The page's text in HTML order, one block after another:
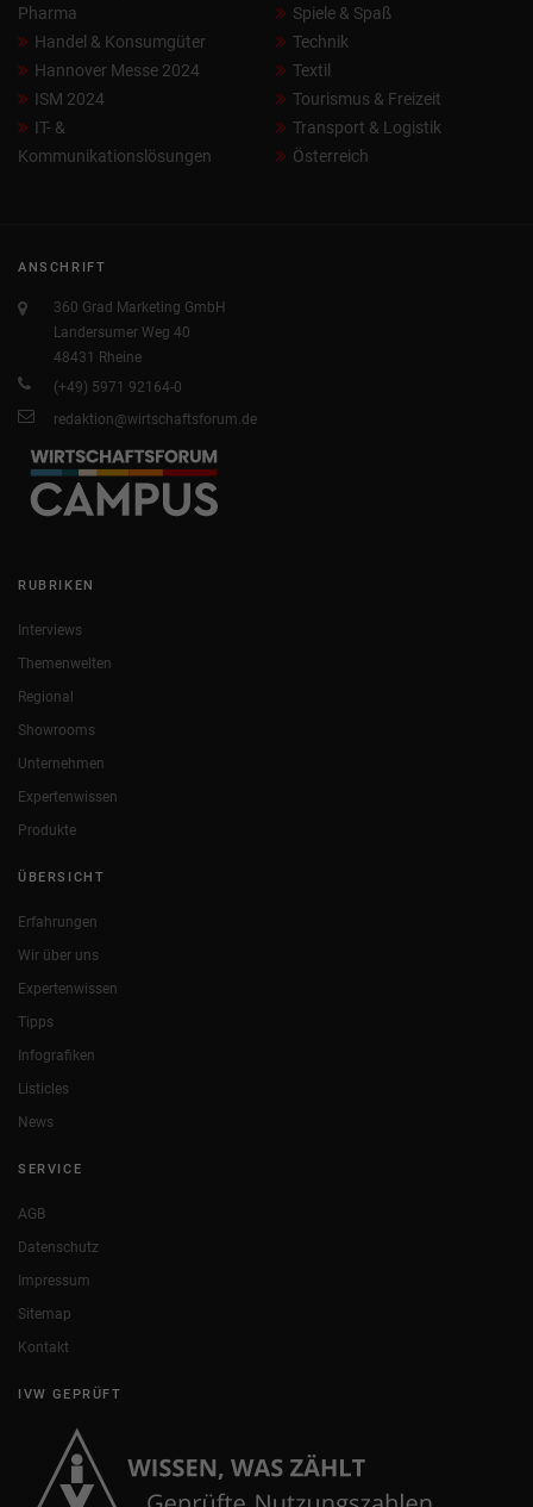
Pharma
Handel & Konsumgüter
Hannover Messe 2024
ISM 2024
IT- &
Kommunikationslösungen
Spiele & Spaß
Technik
Textil
Tourismus & Freizeit
Transport & Logistik
Österreich
ANSCHRIFT
360 Grad Marketing GmbH
Landersumer Weg 40
48431 Rheine
(+49) 5971 92164-0
redaktion@wirtschaftsforum.de
RUBRIKEN
Interviews
Themenwelten
Regional
Showrooms
Unternehmen
Expertenwissen
Produkte
ÜBERSICHT
Erfahrungen
Wir über uns
Expertenwissen
Tipps
Infografiken
Listicles
News
SERVICE
AGB
Datenschutz
Impressum
Sitemap
Kontakt
IVW GEPRÜFT